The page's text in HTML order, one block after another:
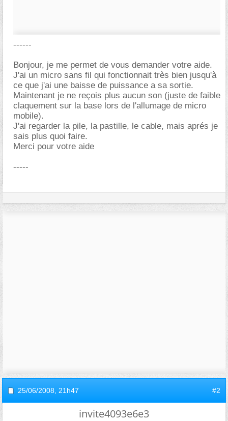
------
Bonjour, je me permet de vous demander votre aide.
J'ai un micro sans fil qui fonctionnait très bien jusqu'à
ce que j'ai une baisse de puissance a sa sortie.
Maintenant je ne reçois plus aucun son (juste de faible
claquement sur la base lors de l'allumage de micro
mobile).
J'ai regarder la pile, la pastille, le cable, mais aprés je
sais plus quoi faire.
Merci pour votre aide
-----
25/06/2008, 21h47 #2
invite4093e6e3